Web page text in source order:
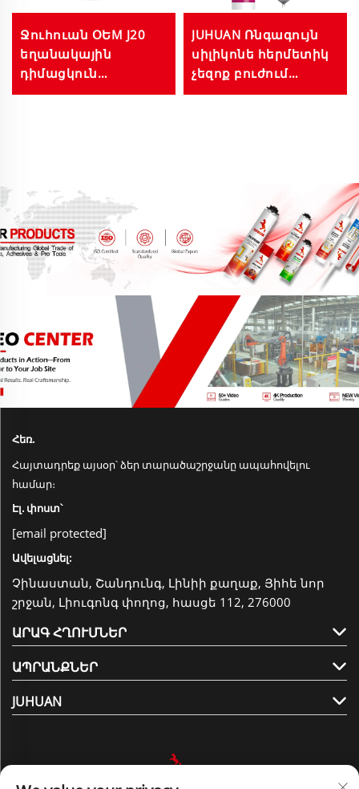
Ջուհուան ՕԵМ J20
եղանակային
դիմացկուն
սիլիկոնային
համար, սև,
սպիտակ, գունավոր,
280 մլ, 300 մլ, մեծ
քանակով
JUHUAN Ռնգագույն
սիլիկոնե հերմետիկ
չեզոք բուժում
դռների,
Հեռ.
Հայտադրեք այսօր՝ ձեր տարածաշրջանը ապահովելու
համար։
Էլ. փոստ՝
[email protected]
Ավելացնել:
Չինաստան, Շանդունգ, Լինիի քաղաք, Յիհե նոր
շրջան, Լիուգոնգ փողոց, հասցե 112, 276000
ԱՐԱԳ ՀՂՈՒՄՆԵՐ
ԱՊՐԱՆՔՆԵՐ
JUHUAN